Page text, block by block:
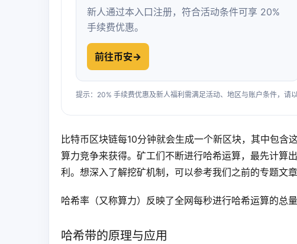
新人通过本入口注册，符合活动条件可享 20%
手续费优惠。
前往币安→
提示：20% 手续费优惠及新人福利需满足活动、地区与账户条件，请
比特币区块链每10分钟就会生成一个新区块，其中包
算力竞争来获得。矿工们不断进行哈希运算，最先计算
利。想深入了解挖矿机制，可以参考我们之前的专题文
哈希率（又称算力）反映了全网每秒进行哈希运算的总
哈希带的原理与应用